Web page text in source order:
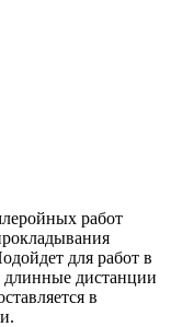
работ
для работ в
длинные дистанции
в